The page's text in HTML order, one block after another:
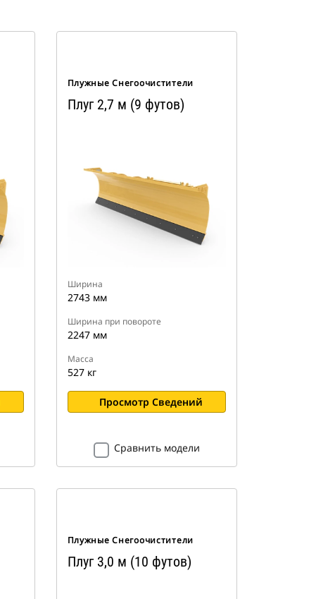
Плужные Снегоочистители
Плуг 2,7 м (9 футов)
Ширина
2743 мм
Ширина при повороте
2247 мм
Масса
527 кг
Просмотр Сведений
Сравнить модели
Плужные Снегоочистители
Плуг 3,0 м (10 футов)